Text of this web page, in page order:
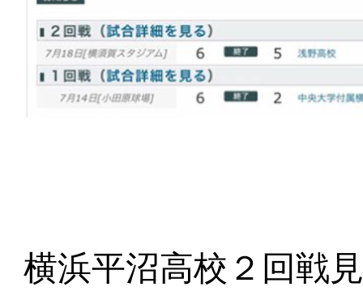
横浜平沼高校２回戦